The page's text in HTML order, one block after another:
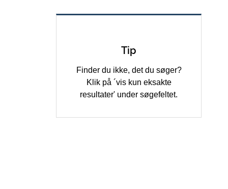
Tip
Finder du ikke, det du søger?
Klik på ´vis kun eksakte
resultater' under søgefeltet.